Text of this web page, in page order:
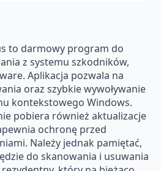
to darmowy program do
z systemu szkodników,
Aplikacja pozwala na
oraz szybkie wywoływanie
kontekstowego Windows.
pobiera również aktualizacje
ochronę przed
Należy jednak pamiętać,
do skanowania i usuwania